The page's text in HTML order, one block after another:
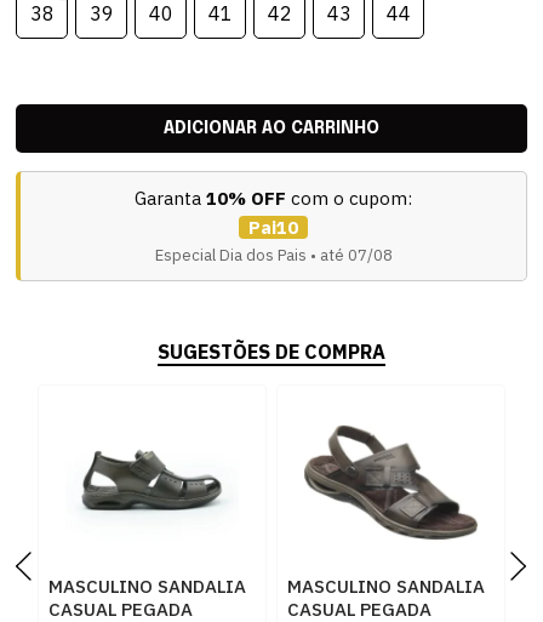
38 39 40 41 42 43 44
Garanta 10% OFF com o cupom:
Pai10
Especial Dia dos Pais • até 07/08
SUGESTÕES DE COMPRA
MASCULINO SANDALIA
CASUAL PEGADA
MASCULINO SANDALIA
CASUAL PEGADA